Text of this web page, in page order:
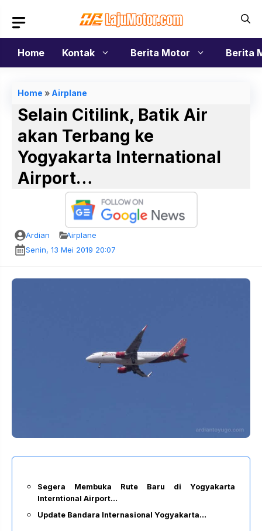
isi
Home
Kontak Berita Motor Berita
Home » Airplane
Selain Citilink, Batik Air
akan Terbang ke
Yogyakarta International
Airport…
Ardian
Airplane
Senin, 13 Mei 2019 20:07
Segera Membuka Rute Baru di Yogyakarta
Interntional Airport…
Update Bandara Internasional Yogyakarta…